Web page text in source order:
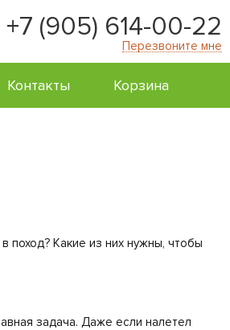
+7 (905) 614-00-22
Перезвоните мне
Контакты Корзина
поход? Какие из них нужны, чтобы
задача. Даже если налетел